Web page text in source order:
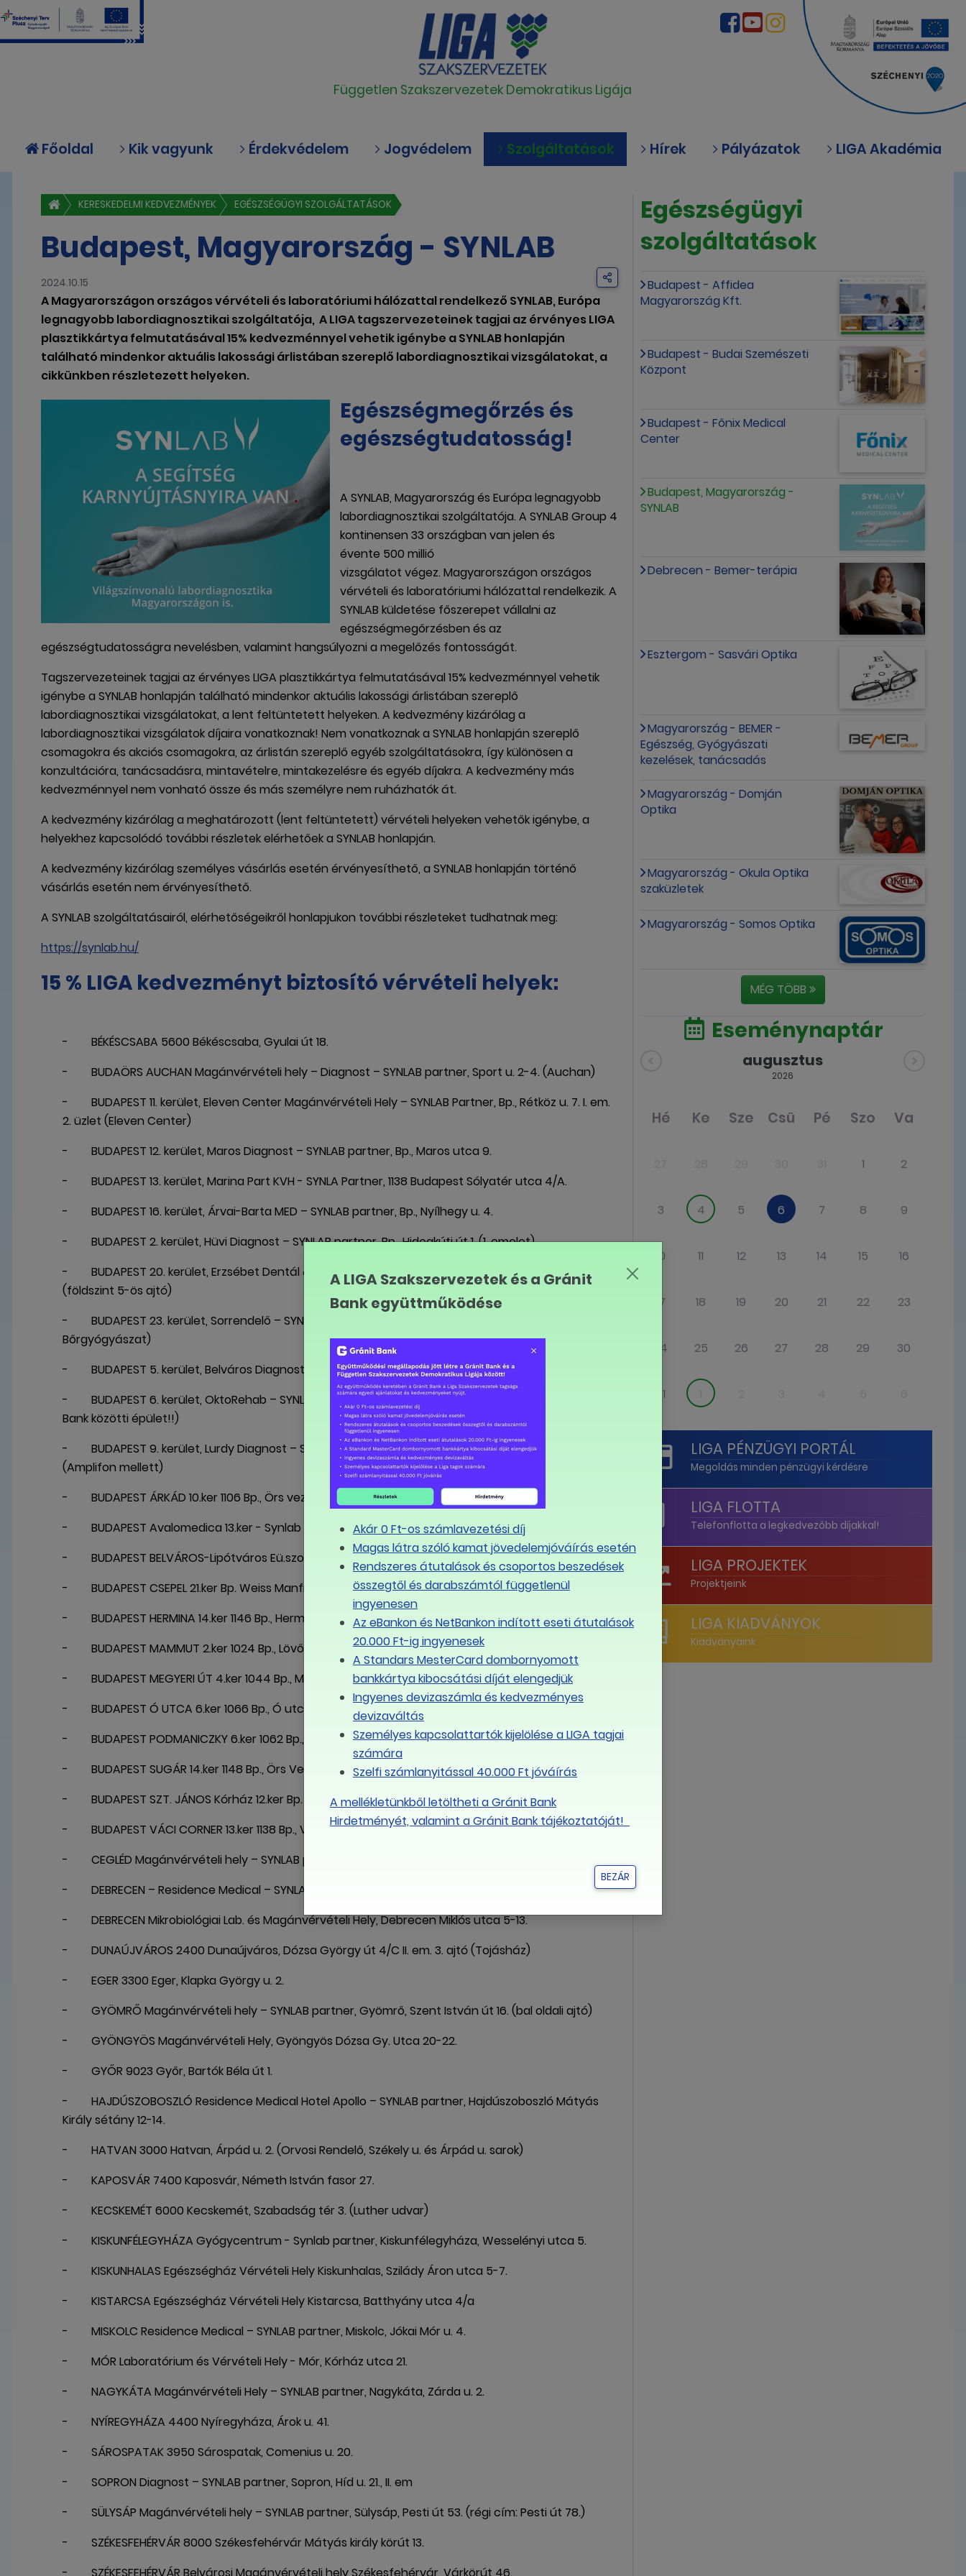
Független Szakszervezetek Demokratikus Ligája
Főoldal Kik vagyunk Érdekvédelem Jogvédelem Szolgáltatások Hírek Pályázatok LIGA Akadémia
KERESKEDELMI KEDVEZMÉNYEK EGÉSZSÉGÜGYI SZOLGÁLTATÁSOK
Budapest, Magyarország - SYNLAB
2024.10.15
A Magyarországon országos vérvételi és laboratóriumi hálózattal rendelkező SYNLAB, Európa
legnagyobb labordiagnosztikai szolgáltatója, A LIGA tagszervezeteinek tagjai az érvényes LIGA
plasztikkártya felmutatásával 15% kedvezménnyel vehetik igénybe a SYNLAB honlapján
található mindenkor aktuális lakossági árlistában szereplő labordiagnosztikai vizsgálatokat, a
cikkünkben részletezett helyeken.
Egészségmegőrzés és
egészségtudatosság!
A SYNLAB, Magyarország és Európa legnagyobb
labordiagnosztikai szolgáltatója. A SYNLAB Group 4
kontinensen 33 országban van jelen és
évente 500 millió
vizsgálatot végez. Magyarországon országos
vérvételi és laboratóriumi hálózattal rendelkezik. A
SYNLAB küldetése főszerepet vállalni az
egészségmegőrzésben és az
egészségtudatosságra nevelésben, valamint hangsúlyozni a megelőzés fontosságát.
Tagszervezeteinek tagjai az érvényes LIGA plasztikkártya felmutatásával 15% kedvezménnyel vehetik
igénybe a SYNLAB honlapján található mindenkor aktuális lakossági árlistában szereplő
labordiagnosztikai vizsgálatokat, a lent feltüntetett helyeken. A kedvezmény kizárólag a
labordiagnosztikai vizsgálatok díjaira vonatkoznak! Nem vonatkoznak a SYNLAB honlapján szereplő
csomagokra és akciós csomagokra, az árlistán szereplő egyéb szolgáltatásokra, így különösen a
konzultációra, tanácsadásra, mintavételre, mintakezelésre és egyéb díjakra. A kedvezmény más
kedvezménnyel nem vonható össze és más személyre nem ruházhatók át.
A kedvezmény kizárólag a meghatározott (lent feltüntetett) vérvételi helyeken vehetők igénybe, a
helyekhez kapcsolódó további részletek elérhetőek a SYNLAB honlapján.
A kedvezmény kizárólag személyes vásárlás esetén érvényesíthető, a SYNLAB honlapján történő
vásárlás esetén nem érvényesíthető.
A SYNLAB szolgáltatásairól, elérhetőségeikről honlapjukon további részleteket tudhatnak meg:
https://synlab.hu/
15 % LIGA kedvezményt biztosító vérvételi helyek:
- BÉKÉSCSABA 5600 Békéscsaba, Gyulai út 18.
- BUDAÖRS AUCHAN Magánvérvételi hely – Diagnost – SYNLAB partner, Sport u. 2-4. (Auchan)
- BUDAPEST 11. kerület, Eleven Center Magánvérvételi Hely – SYNLAB Partner, Bp., Rétköz u. 7. I. em.
2. üzlet (Eleven Center)
- BUDAPEST 12. kerület, Maros Diagnost – SYNLAB partner, Bp., Maros utca 9.
- BUDAPEST 13. kerület, Marina Part KVH - SYNLA Partner, 1138 Budapest Sólyatér utca 4/A.
- BUDAPEST 16. kerület, Árvai-Barta MED – SYNLAB partner, Bp., Nyílhegy u. 4.
- BUDAPEST 2. kerület, Hüvi Diagnost – SYNLAB partner, Bp., Hidegkúti út 1. (1. emelet)
- BUDAPEST 20. kerület, Erzsébet Dentál & Medical – SYNLAB partner, Bp., Lajtha László u. 24.
(földszint 5-ös ajtó)
- BUDAPEST 23. kerület, Sorrendelő – SYNLAB partner, Bp., Hősök tere 1-3. (Sorrendelő
Bőrgyógyászat)
- BUDAPEST 5. kerület, Belváros Diagnost – SYNLAB partner, Bp., Nagysándor József u. 2.
- BUDAPEST 6. kerület, OktoRehab – SYNLAB partner, Bp., Oktogon 3. (TGI Friday étterem és OTP
Bank közötti épület!!)
- BUDAPEST 9. kerület, Lurdy Diagnost – SYNLAB partner, Bp., Könyves Kálmán krt. 12-14. I. em.
(Amplifon mellett)
- BUDAPEST ÁRKÁD 10.ker 1106 Bp., Örs vezér tere 25/A
- BUDAPEST Avalomedica 13.ker - Synlab partner, Budapest, Taksony utca 9.
- BUDAPEST BELVÁROS-Lipótváros Eü.szolgálat Vérvételi Hely 5.ker Bp. Hercegprímás utca 16-18.
- BUDAPEST CSEPEL 21.ker Bp. Weiss Manfréd utca 5-7.
- BUDAPEST HERMINA 14.ker 1146 Bp., Hermina út 7.
- BUDAPEST MAMMUT 2.ker 1024 Bp., Lövőház u. 1-5. IV. em
- BUDAPEST MEGYERI ÚT 4.ker 1044 Bp., Megyeri út 53.
- BUDAPEST Ó UTCA 6.ker 1066 Bp., Ó utca 44.
- BUDAPEST PODMANICZKY 6.ker 1062 Bp., Podmaniczky u. 109.
- BUDAPEST SUGÁR 14.ker 1148 Bp., Örs Vezér tere 24.
- BUDAPEST SZT. JÁNOS Kórház 12.ker Bp. Kútvölgyi út 5-7.
- BUDAPEST VÁCI CORNER 13.ker 1138 Bp., Váci út 144-150.
- CEGLÉD Magánvérvételi hely – SYNLAB partner, Cegléd, Felház u. 57.
- DEBRECEN – Residence Medical – SYNLAB partner, Debrecen, Bólyai utca 2.
- DEBRECEN Mikrobiológiai Lab. és Magánvérvételi Hely, Debrecen Miklós utca 5-13.
- DUNAÚJVÁROS 2400 Dunaújváros, Dózsa György út 4/C II. em. 3. ajtó (Tojásház)
- EGER 3300 Eger, Klapka György u. 2.
- GYÖMRŐ Magánvérvételi hely – SYNLAB partner, Gyömrő, Szent István út 16. (bal oldali ajtó)
- GYÖNGYÖS Magánvérvételi Hely, Gyöngyös Dózsa Gy. Utca 20-22.
- GYŐR 9023 Győr, Bartók Béla út 1.
- HAJDÚSZOBOSZLÓ Residence Medical Hotel Apollo – SYNLAB partner, Hajdúszoboszló Mátyás
Király sétány 12-14.
- HATVAN 3000 Hatvan, Árpád u. 2. (Orvosi Rendelő, Székely u. és Árpád u. sarok)
- KAPOSVÁR 7400 Kaposvár, Németh István fasor 27.
- KECSKEMÉT 6000 Kecskemét, Szabadság tér 3. (Luther udvar)
- KISKUNFÉLEGYHÁZA Gyógycentrum - Synlab partner, Kiskunfélegyháza, Wesselényi utca 5.
- KISKUNHALAS Egészségház Vérvételi Hely Kiskunhalas, Szilády Áron utca 5-7.
- KISTARCSA Egészségház Vérvételi Hely Kistarcsa, Batthyány utca 4/a
- MISKOLC Residence Medical – SYNLAB partner, Miskolc, Jókai Mór u. 4.
- MÓR Laboratórium és Vérvételi Hely - Mór, Kórház utca 21.
- NAGYKÁTA Magánvérvételi Hely – SYNLAB partner, Nagykáta, Zárda u. 2.
- NYÍREGYHÁZA 4400 Nyíregyháza, Árok u. 41.
- SÁROSPATAK 3950 Sárospatak, Comenius u. 20.
- SOPRON Diagnost – SYNLAB partner, Sopron, Híd u. 21., II. em
- SÜLYSÁP Magánvérvételi hely – SYNLAB partner, Sülysáp, Pesti út 53. (régi cím: Pesti út 78.)
- SZÉKESFEHÉRVÁR 8000 Székesfehérvár Mátyás király körút 13.
Egészségügyi
szolgáltatások
Budapest - Affidea
Magyarország Kft.
Budapest - Budai Szemészeti
Központ
Budapest - Főnix Medical
Center
Budapest, Magyarország -
SYNLAB
Debrecen - Bemer-terápia
Esztergom - Sasvári Optika
Magyarország - BEMER -
Egészség, Gyógyászati
kezelések, tanácsadás
Magyarország - Domján
Optika
Magyarország - Okula Optika
szaküzletek
Magyarország - Somos Optika
MÉG TÖBB
Eseménynaptár
augusztus
2026
Hé Ke Sze Csü Pé Szo Va
1 2
3 4 5 6 7 8 9
10 11 12 13 14 15 16
17 18 19 20 21 22 23
24 25 26 27 28 29 30
31
LIGA PÉNZÜGYI PORTÁL
Megoldás minden pénzügyi kérdésre
LIGA FLOTTA
Telefonflotta a legkedvezőbb díjakkal!
LIGA PROJEKTEK
Projektjeink
LIGA KIADVÁNYOK
Kiadványaink
A LIGA Szakszervezetek és a Gránit
Bank együttműködése
Akár 0 Ft-os számlavezetési díj
Magas látra szóló kamat jövedelemjóváírás esetén
Rendszeres átutalások és csoportos beszedések
összegtől és darabszámtól függetlenül
ingyenesen
Az eBankon és NetBankon indított eseti átutalások
20.000 Ft-ig ingyenesek
A Standars MesterCard dombornyomott
bankkártya kibocsátási díját elengedjük
Ingyenes devizaszámla és kedvezményes
devizaváltás
Személyes kapcsolattartók kijelölése a LIGA tagjai
számára
Szelfi számlanyitással 40.000 Ft jóváírás
A mellékletünkből letöltheti a Gránit Bank
Hirdetményét, valamint a Gránit Bank tájékoztatóját!
BEZÁR